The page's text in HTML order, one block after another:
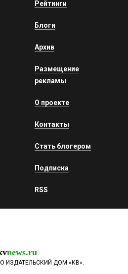
Рейтинги
Блоги
Архив
Размещение
рекламы
О проекте
Контакты
Стать блогером
Подписка
RSS
news.ru
ИЗДАТЕЛЬСКИЙ ДОМ «КВ».